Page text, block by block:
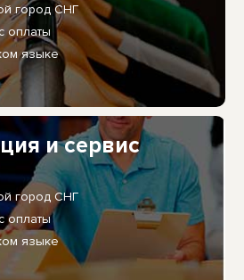
город СНГ
оплаты
языке
и сервис
город СНГ
оплаты
языке